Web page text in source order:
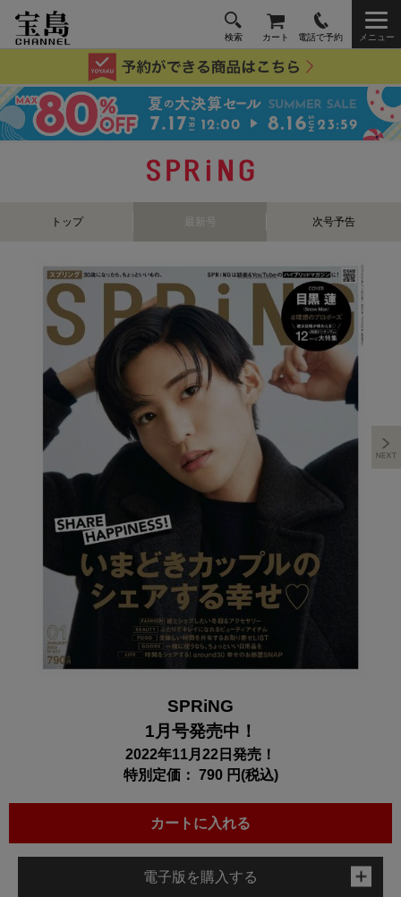
検索 カート 電話で予約 メニュー
トップ 最新号 次号予告
SPRiNG
1月号発売中！
2022年11月22日発売！
特別定価： 790 円(税込)
カートに入れる
電子版を購入する